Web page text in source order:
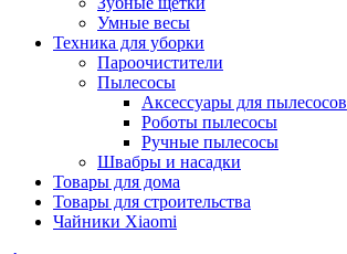
Умные весы
Техника для уборки
Пароочистители
Пылесосы
Аксессуары для пылесосов
Роботы пылесосы
Ручные пылесосы
Швабры и насадки
Товары для дома
Товары для строительства
Чайники Xiaomi